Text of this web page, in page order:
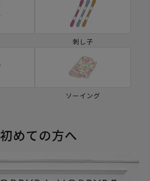
刺し子
ソーイング
初めての方へ